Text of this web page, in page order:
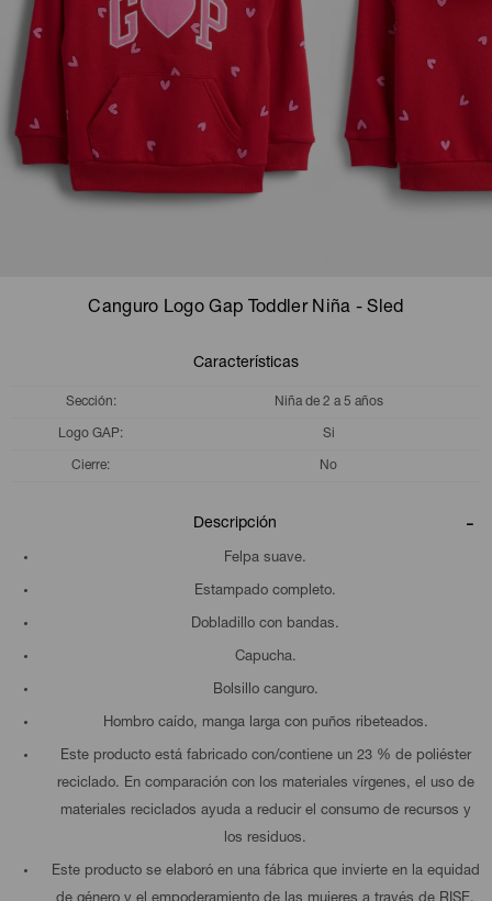
Canguro Logo Gap Toddler Niña - Sled
Características
Sección Niña de 2 a 5 años
Logo GAP Si
Cierre No
Descripción
Felpa suave.
Estampado completo.
Dobladillo con bandas.
Capucha.
Bolsillo canguro.
Hombro caído, manga larga con puños ribeteados.
Este producto está fabricado con/contiene un 23 % de poliéster
reciclado. En comparación con los materiales vírgenes, el uso de
materiales reciclados ayuda a reducir el consumo de recursos y
los residuos.
Este producto se elaboró en una fábrica que invierte en la equidad
Camperas
Musculosas
Shorts
Vestidos y polleras
Calzas
Camperas
Chalecos
Shorts
Ropa interior
Camperas
Chalecos
Ropa interior
Pijamas
Camperas
Pijamas
Sets